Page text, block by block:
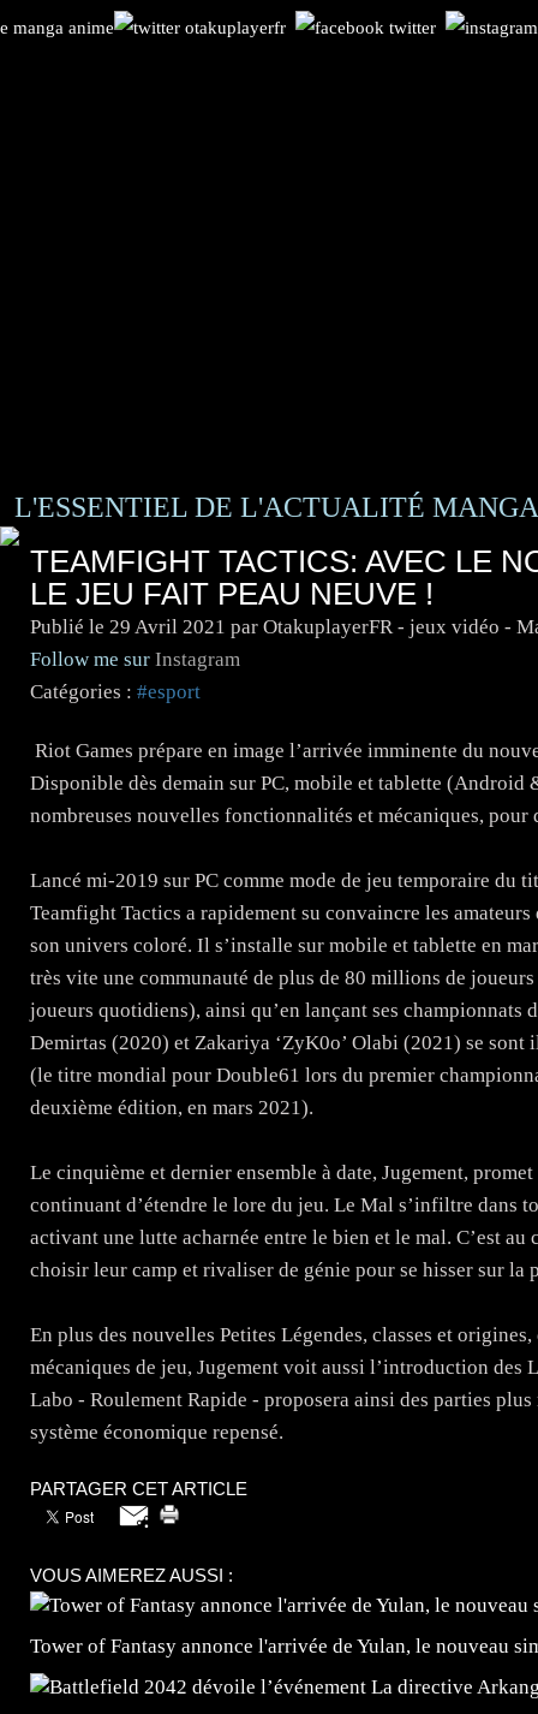
L'ESSENTIEL DE L'ACTUALITÉ
TEAMFIGHT TACTICS: AVEC LE
LE JEU FAIT PEAU NEUVE !
Publié le 29 Avril 2021 par OtakuplayerFR - jeux vidéo -
Follow me sur Instagram
Catégories : #esport
Riot Games prépare en image l’arrivée imminente du
Disponible dès demain sur PC, mobile et tablette (Android
nombreuses nouvelles fonctionnalités et mécaniques,
Lancé mi-2019 sur PC comme mode de jeu temporaire du
Teamfight Tactics a rapidement su convaincre les
son univers coloré. Il s’installe sur mobile et tablette en
très vite une communauté de plus de 80 millions de
joueurs quotidiens), ainsi qu’en lançant ses championnats
Demirtas (2020) et Zakariya ‘ZyK0o’ Olabi (2021) se
(le titre mondial pour Double61 lors du premier
deuxième édition, en mars 2021).
Le cinquième et dernier ensemble à date, Jugement,
continuant d’étendre le lore du jeu. Le Mal s’infiltre dans
activant une lutte acharnée entre le bien et le mal. C’est
choisir leur camp et rivaliser de génie pour se hisser sur la
En plus des nouvelles Petites Légendes, classes et
mécaniques de jeu, Jugement voit aussi l’introduction des
Labo - Roulement Rapide - proposera ainsi des parties
système économique repensé.
PARTAGER CET ARTICLE
VOUS AIMEREZ AUSSI :
Tower of Fantasy annonce l'arrivée de Yulan, le nouveau